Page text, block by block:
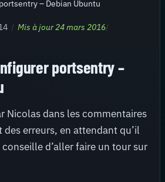
– Debian Ubuntu
/ Mis à jour 24 mars 2016/
portsentry –
Nicolas dans les commentaires
erreurs, en attendant qu’il
d’aller faire un tour sur